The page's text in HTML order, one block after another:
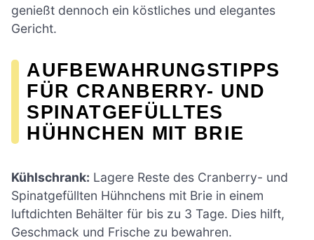
genießt dennoch ein köstliches und elegantes
Gericht.
AUFBEWAHRUNGSTIPPS
FÜR CRANBERRY- UND
SPINATGEFÜLLTES
HÜHNCHEN MIT BRIE
Kühlschrank: Lagere Reste des Cranberry- und
Spinatgefüllten Hühnchens mit Brie in einem
luftdichten Behälter für bis zu 3 Tage. Dies hilft,
Geschmack und Frische zu bewahren.